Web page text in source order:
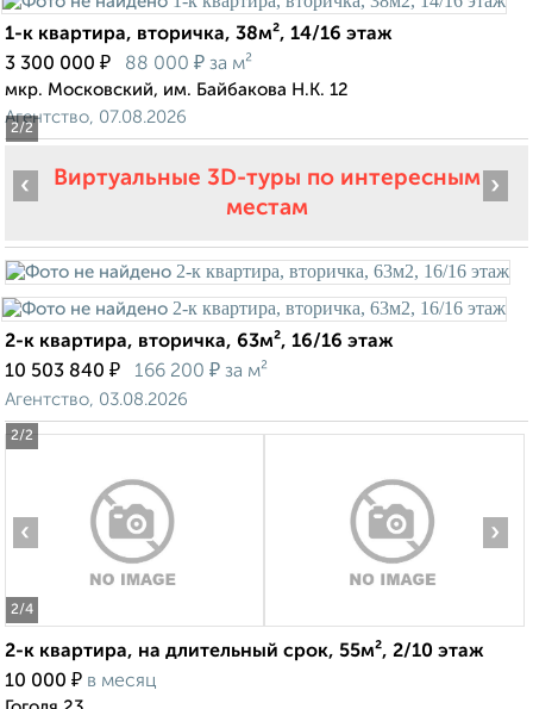
2/2
1-к квартира, вторичка, 38м², 14/16 этаж
3 300 000 ₽ 88 000 ₽ за м²
мкр. Московский, им. Байбакова Н.К. 12
Агентство, 07.08.2026
Виртуальные 3D-туры по интересным
местам
2/2
‹ ›
2-к квартира, вторичка, 63м², 16/16 этаж
10 503 840 ₽ 166 200 ₽ за м²
Агентство, 03.08.2026
2/4
‹ ›
2-к квартира, на длительный срок, 55м², 2/10 этаж
10 000 ₽ в месяц